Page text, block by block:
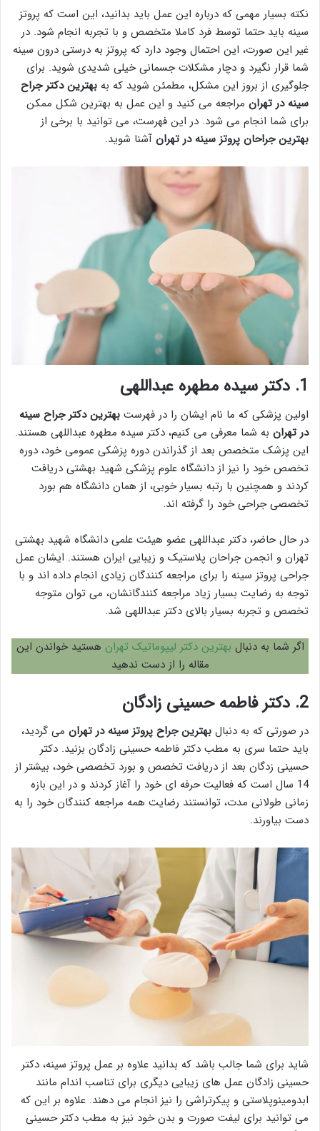
نکته بسیار مهمی که درباره این عمل باید بدانید، این است که پروتز
سینه باید حتما توسط فرد کاملا متخصص و با تجربه انجام شود. در
غیر این صورت، این احتمال وجود دارد که پروتز به درستی درون سینه
شما قرار نگیرد و دچار مشکلات جسمانی خیلی شدیدی شوید. برای
جلوگیری از بروز این مشکل، مطمئن شوید که به بهترين دكتر جراح
سينه در تهران مراجعه می کنید و این عمل به بهترین شکل ممکن
برای شما انجام می شود. در این فهرست، می توانید با برخی از
بهترين جراحان پروتز سينه در تهران آشنا شوید.
1. دکتر سیده مطهره عبداللهی
اولین پزشکی که ما نام ایشان را در فهرست بهترين دكتر جراح سينه
در تهران به شما معرفی می کنیم، دکتر سیده مطهره عبداللهی هستند.
این پزشک متخصص بعد از گذراندن دوره پزشکی عمومی خود، دوره
تخصص خود را نیز از دانشگاه علوم پزشکی شهید بهشتی دریافت
کردند و همچنین با رتبه بسیار خوبی، از همان دانشگاه هم بورد
تخصصی جراحی خود را گرفته اند.
در حال حاضر، دکتر عبداللهی عضو هیئت علمی دانشگاه شهید بهشتی
تهران و انجمن جراحان پلاستیک و زیبایی ایران هستند. ایشان عمل
جراحی پروتز سینه را برای مراجعه کنندگان زیادی انجام داده اند و با
توجه به رضایت بسیار زیاد مراجعه کنندگانشان، می توان متوجه
تخصص و تجربه بسیار بالای دکتر عبداللهی شد.
اگر شما به دنبال بهترین دکتر لیپوماتیک تهران هستید خواندن این
مقاله را از دست ندهید
2. دکتر فاطمه حسینی زادگان
در صورتی که به دنبال بهترين جراح پروتز سينه در تهران می گردید،
باید حتما سری به مطب دکتر فاطمه حسینی زادگان بزنید. دکتر
حسینی زدگان بعد از دریافت تخصص و بورد تخصصی خود، بیشتر از
14 سال است که فعالیت حرفه ای خود را آغاز کردند و در این بازه
زمانی طولانی مدت، توانستند رضایت همه مراجعه کنندگان خود را به
دست بیاورند.
شاید برای شما جالب باشد که بدانید علاوه بر عمل پروتز سینه، دکتر
حسینی زادگان عمل های زیبایی دیگری برای تناسب اندام مانند
ابدومینوپلاستی و پیکرتراشی را نیز انجام می دهند. علاوه بر این که
می توانید برای لیفت صورت و بدن خود نیز به مطب دکتر حسینی